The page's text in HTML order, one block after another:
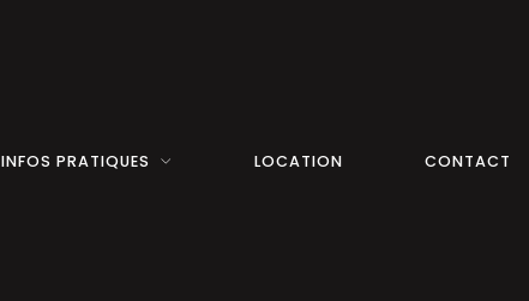
INFOS PRATIQUES LOCATION CONTACT